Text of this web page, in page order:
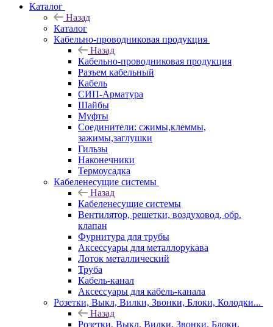
Каталог
Назад
Каталог
Кабельно-проводниковая продукция
Назад
Кабельно-проводниковая продукция
Разъем кабельный
Кабель
СИП-Арматура
Шайбы
Муфты
Соединители: сжимы,клеммы,
зажимы,заглушки
Гильзы
Наконечники
Термоусадка
Кабеленесущие системы
Назад
Кабеленесущие системы
Вентилятор, решетки, воздуховод, обр.
клапан
Фурнитура для трубы
Аксессуары для металлорукава
Лоток металлический
Труба
Кабель-канал
Аксессуары для кабель-канала
Розетки, Выкл, Вилки, Звонки, Блоки, Колодки...
Назад
Розетки, Выкл, Вилки, Звонки, Блоки,